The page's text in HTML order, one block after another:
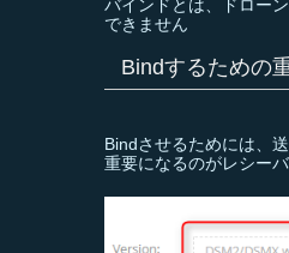
バインドとは、ドロー
できません
Bindするための
Bindさせるためには、
重要になるのがレシー